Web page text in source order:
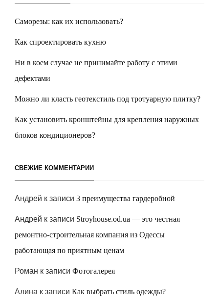
Саморезы: как их использовать?
Как спроектировать кухню
Ни в коем случае не принимайте работу с этими
дефектами
Можно ли класть геотекстиль под тротуарную плитку?
Как установить кронштейны для крепления наружных
блоков кондиционеров?
СВЕЖИЕ КОММЕНТАРИИ
Андрей к записи 3 преимущества гардеробной
Андрей к записи Stroyhouse.od.ua — это честная
ремонтно-строительная компания из Одессы
работающая по приятным ценам
Роман к записи Фотогалерея
Алина к записи Как выбрать стиль одежды?